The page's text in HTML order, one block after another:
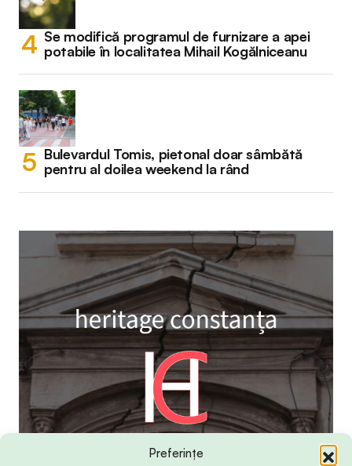
Preferințe
Se modifică programul de furnizare a apei
potabile în localitatea Mihail Kogălniceanu
Bulevardul Tomis, pietonal doar sâmbătă
pentru al doilea weekend la rând